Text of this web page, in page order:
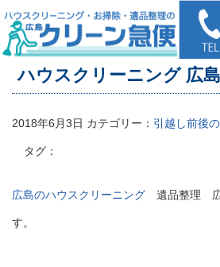
HOME > ハウスクリーニング 広島市東区
ハウスクリーニング 広
2018年6月3日 カテゴリー： 引越し前後
タグ：
広島のハウスクリーニング 遺品整理
す。